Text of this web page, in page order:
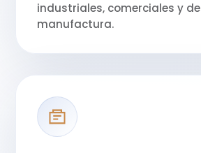
industriales, comerciales y de
manufactura.